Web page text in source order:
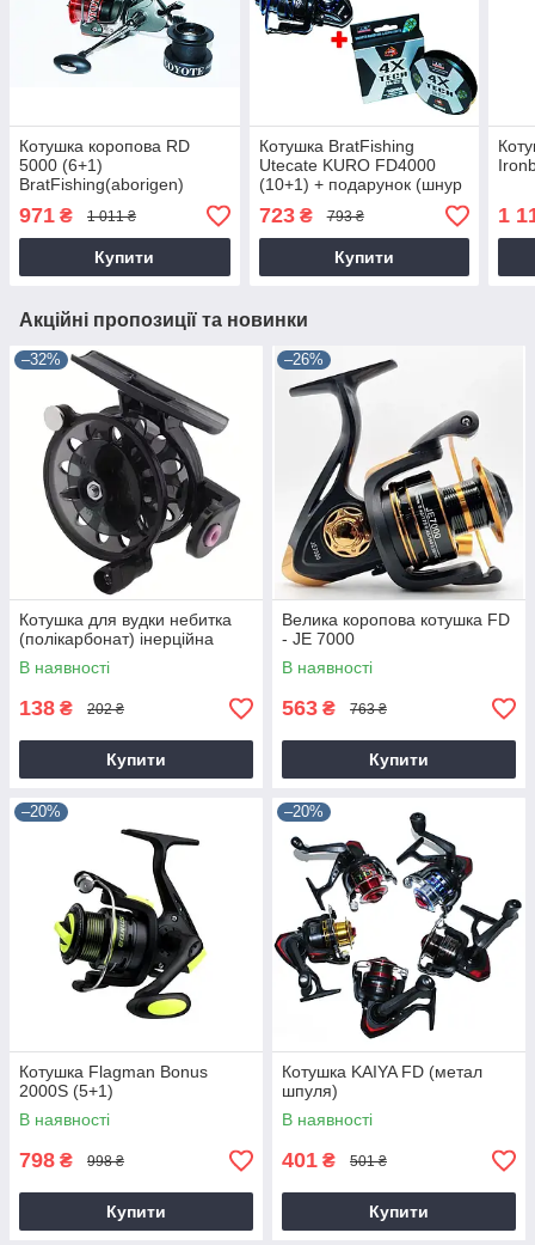
Котушка коропова RD
5000 (6+1)
BratFishing(aborigen)
COYOTE baitrunner
971 ₴ 1 011 ₴
Купити
Котушка BratFishing
Utecate KURO FD4000
(10+1) + подарунок (шнур
4X Tech)
723₴ 793 ₴
Купити
1
Акційні пропозиції та новинки
–32%
Котушка для вудки небитка
(полікарбонат) інерційна
В наявності
138 ₴ 202 ₴
Купити
–26%
Велика коропова котушка FD
- JE 7000
В наявності
563 ₴ 763 ₴
Купити
–20%
Котушка Flagman Bonus
2000S (5+1)
В наявності
798 ₴ 998 ₴
Купити
–20%
Котушка KAIYA FD (метал
шпуля)
В наявності
401 ₴ 501 ₴
Купити